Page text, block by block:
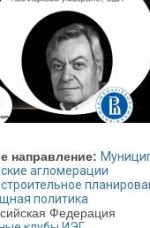
направление:
агломерации
политика
Федерация